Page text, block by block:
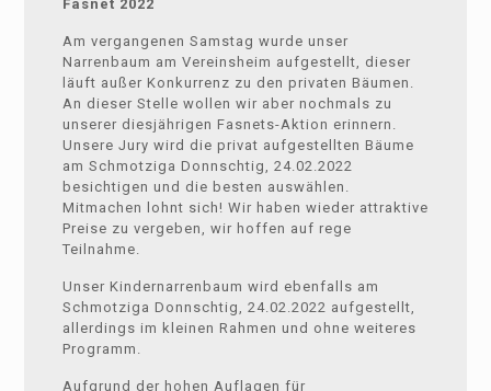
Fasnet 2022
Am vergangenen Samstag wurde unser
Narrenbaum am Vereinsheim aufgestellt, dieser
läuft außer Konkurrenz zu den privaten Bäumen.
An dieser Stelle wollen wir aber nochmals zu
unserer diesjährigen Fasnets-Aktion erinnern.
Unsere Jury wird die privat aufgestellten Bäume
am Schmotziga Donnschtig, 24.02.2022
besichtigen und die besten auswählen.
Mitmachen lohnt sich! Wir haben wieder attraktive
Preise zu vergeben, wir hoffen auf rege
Teilnahme.
Unser Kindernarrenbaum wird ebenfalls am
Schmotziga Donnschtig, 24.02.2022 aufgestellt,
allerdings im kleinen Rahmen und ohne weiteres
Programm.
Aufgrund der hohen Auflagen für